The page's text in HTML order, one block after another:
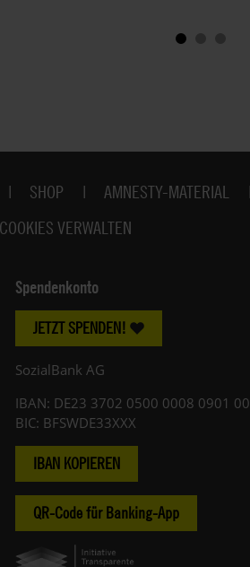
SHOP AMNESTY-MATERIAL
COOKIES VERWALTEN
Spendenkonto
JETZT SPENDEN!
SozialBank AG
IBAN: DE23 3702 0500 0008 0901 00
BIC: BFSWDE33XXX
IBAN KOPIEREN
QR-Code für Banking-App